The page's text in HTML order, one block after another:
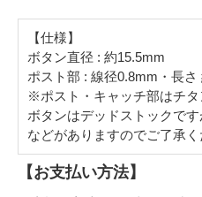
【仕様】
ボタン直径 : 約15.5mm
ポスト部 : 線径0.8mm・長さ
※ポスト・キャッチ部はチタ
ボタンはデッドストックで
などがありますのでご了承く
【お支払い方法】